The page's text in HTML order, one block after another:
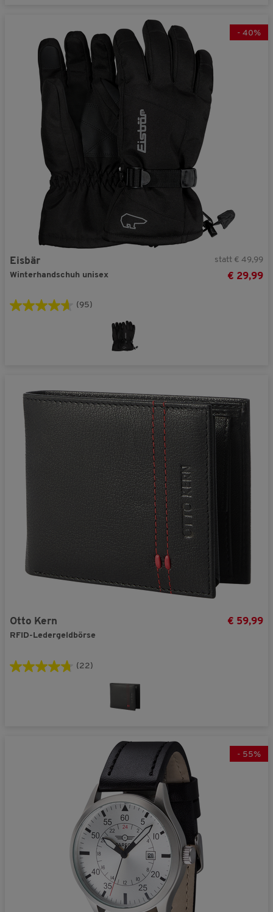
- 40%
Eisbär
Winterhandschuh unisex
statt € 49,99
€ 29,99
(95)
Otto Kern
RFID-Ledergeldbörse
€ 59,99
(22)
- 55%